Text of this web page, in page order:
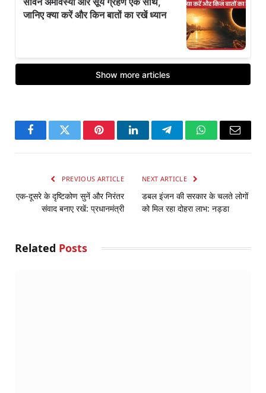
FacebookTwitter PinterestLinkedInTelegramWhatsApp
Email
PREVIOUS ARTICLE
एक-दूसरे के दृष्टिकोण सुनें और निरंतर
संवाद बनाए रखें: प्रधानमंत्री
NEXT ARTICLE
डबल इंजन की सरकार के चलते लोगों
को मिल रहा दोहरा लाभ: नड्डा
Related Posts